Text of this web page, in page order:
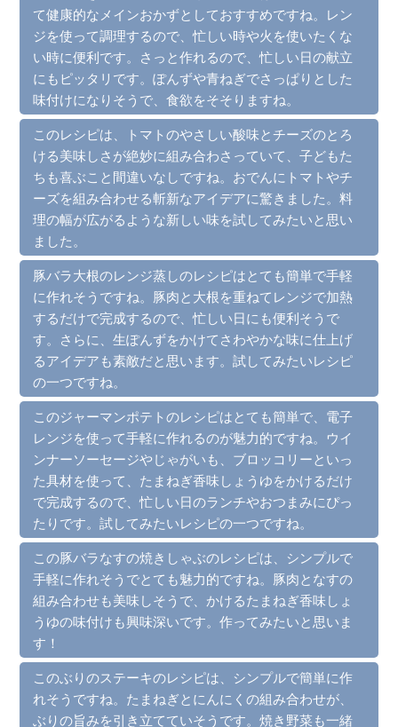
て健康的なメインおかずとしておすすめですね。レン
ジを使って調理するので、忙しい時や火を使いたくな
い時に便利です。さっと作れるので、忙しい日の献立
にもピッタリです。ぽんずや青ねぎでさっぱりとした
味付けになりそうで、食欲をそそりますね。
このレシピは、トマトのやさしい酸味とチーズのとろ
ける美味しさが絶妙に組み合わさっていて、子どもた
ちも喜ぶこと間違いなしですね。おでんにトマトやチ
ーズを組み合わせる斬新なアイデアに驚きました。料
理の幅が広がるような新しい味を試してみたいと思い
ました。
豚バラ大根のレンジ蒸しのレシピはとても簡単で手軽
に作れそうですね。豚肉と大根を重ねてレンジで加熱
するだけで完成するので、忙しい日にも便利そうで
す。さらに、生ぽんずをかけてさわやかな味に仕上げ
るアイデアも素敵だと思います。試してみたいレシピ
の一つですね。
このジャーマンポテトのレシピはとても簡単で、電子
レンジを使って手軽に作れるのが魅力的ですね。ウイ
ンナーソーセージやじゃがいも、ブロッコリーといっ
た具材を使って、たまねぎ香味しょうゆをかけるだけ
で完成するので、忙しい日のランチやおつまみにぴっ
たりです。試してみたいレシピの一つですね。
この豚バラなすの焼きしゃぶのレシピは、シンプルで
手軽に作れそうでとても魅力的ですね。豚肉となすの
組み合わせも美味しそうで、かけるたまねぎ香味しょ
うゆの味付けも興味深いです。作ってみたいと思いま
す！
このぶりのステーキのレシピは、シンプルで簡単に作
れそうですね。たまねぎとにんにくの組み合わせが、
ぶりの旨みを引き立てていそうです。焼き野菜も一緒